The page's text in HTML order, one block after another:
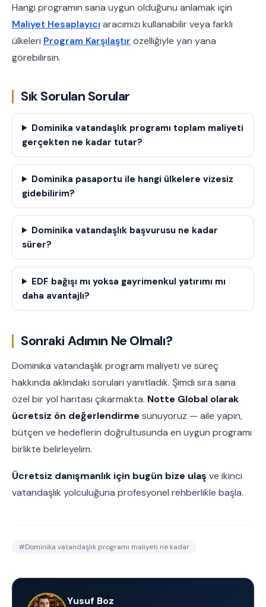
Hangi programın sana uygun olduğunu anlamak için
Maliyet Hesaplayıcı aracımızı kullanabilir veya farklı
ülkeleri Program Karşılaştır özelliğiyle yan yana
görebilirsin.
Sık Sorulan Sorular
Dominika vatandaşlık programı toplam maliyeti
gerçekten ne kadar tutar?
Dominika pasaportu ile hangi ülkelere vizesiz
gidebilirim?
Dominika vatandaşlık başvurusu ne kadar
sürer?
EDF bağışı mı yoksa gayrimenkul yatırımı mı
daha avantajlı?
Sonraki Adımın Ne Olmalı?
Dominika vatandaşlık programı maliyeti ve süreç
hakkında aklındaki soruları yanıtladık. Şimdi sıra sana
özel bir yol haritası çıkarmakta. Notte Global olarak
ücretsiz ön değerlendirme sunuyoruz — aile yapın,
bütçen ve hedeflerin doğrultusunda en uygun programı
birlikte belirleyelim.
Ücretsiz danışmanlık için bugün bize ulaş ve ikinci
vatandaşlık yolculuğuna profesyonel rehberlikle başla.
#Dominika vatandaşlık programı maliyeti ne kadar
Yusuf Boz